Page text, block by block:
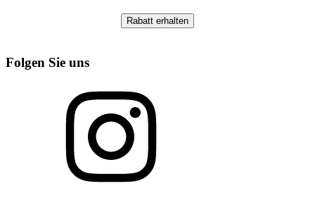
Rabatt erhalten
Folgen Sie uns